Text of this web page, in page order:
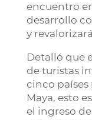
encuentro
desarrollo
y
Detalló que
de turistas
cinco
Maya, esto
el ingreso